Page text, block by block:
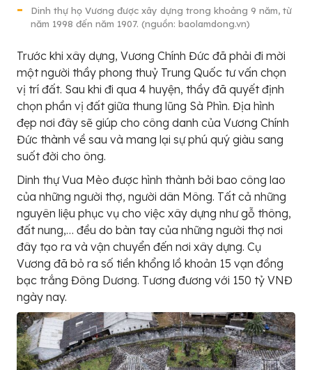
Dinh thự họ Vương được xây dựng trong khoảng 9 năm, từ
năm 1998 đến năm 1907. (nguồn: baolamdong.vn)
Trước khi xây dựng, Vương Chính Đức đã phải đi mời
một người thầy phong thuỷ Trung Quốc tư vấn chọn
vị trí đất. Sau khi đi qua 4 huyện, thầy đã quyết định
chọn phần vị đất giữa thung lũng Sà Phìn. Địa hình
đẹp nơi đây sẽ giúp cho công danh của Vương Chính
Đức thành về sau và mang lại sự phú quý giàu sang
suốt đời cho ông.
Dinh thự Vua Mèo được hình thành bởi bao công lao
của những người thợ, người dân Mông. Tất cả những
nguyên liệu phục vụ cho việc xây dựng như gỗ thông,
đất nung,… đều do bàn tay của những người thợ nơi
đây tạo ra và vận chuyển đến nơi xây dựng. Cụ
Vương đã bỏ ra số tiền khổng lồ khoản 15 vạn đồng
bạc trắng Đông Dương. Tương đương với 150 tỷ VNĐ
ngày nay.